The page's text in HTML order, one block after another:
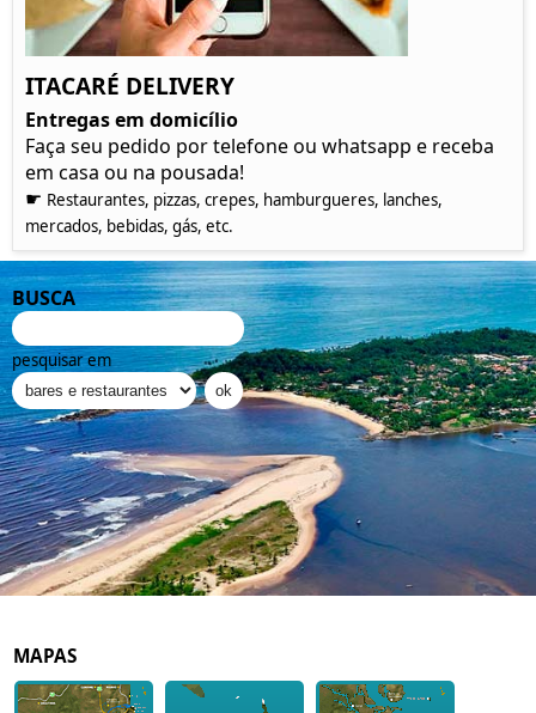
ITACARÉ DELIVERY
Entregas em domicílio
Faça seu pedido por telefone ou whatsapp e receba
em casa ou na pousada!
☛ Restaurantes, pizzas, crepes, hamburgueres, lanches,
mercados, bebidas, gás, etc.
BUSCA
pesquisar em
MAPAS